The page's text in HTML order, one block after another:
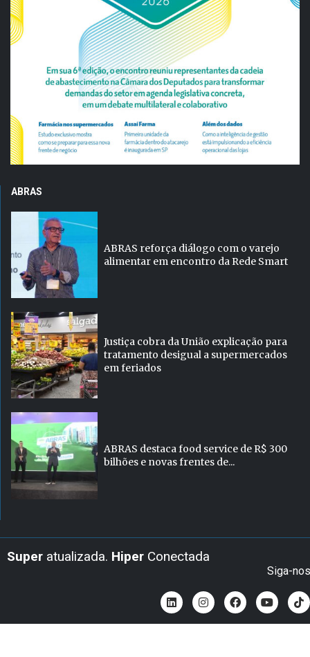
ABRAS
ABRAS reforça diálogo com o varejo
alimentar em encontro da Rede Smart
Justiça cobra da União explicação para
tratamento desigual a supermercados
em feriados
ABRAS destaca food service de R$ 300
bilhões e novas frentes de...
Super atualizada. Hiper Conectada
Siga-nos